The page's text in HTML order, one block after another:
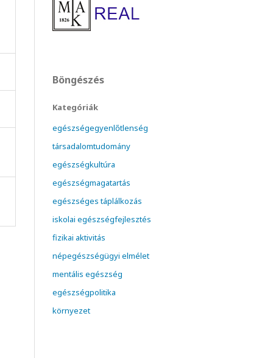
Böngészés
Kategóriák
egészségegyenlőtlenség
társadalomtudomány
egészségkultúra
egészségmagatartás
egészséges táplálkozás
iskolai egészségfejlesztés
fizikai aktivitás
népegészségügyi elmélet
mentális egészség
egészségpolitika
környezet